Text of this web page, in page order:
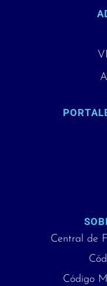
Central de
Código